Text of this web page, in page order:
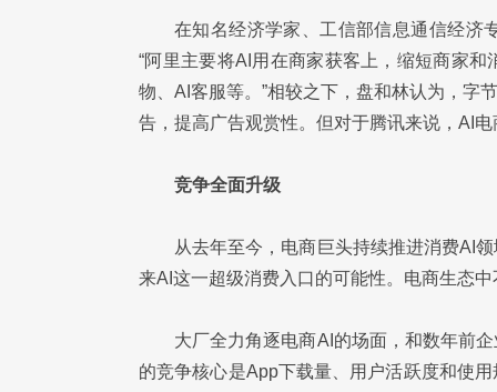
在知名经济学家、工信部信息通信经济
“阿里主要将AI用在商家获客上，缩短商家
物、AI客服等。”相较之下，盘和林认为，字
告，提高广告观赏性。但对于腾讯来说，AI
竞争全面升级
从去年至今，电商巨头持续推进消费AI
来AI这一超级消费入口的可能性。电商生态
大厂全力角逐电商AI的场面，和数年前
的竞争核心是App下载量、用户活跃度和使